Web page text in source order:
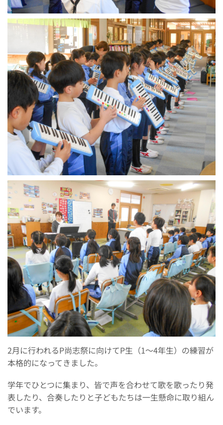
2月に行われるP尚志祭に向けてP生（1～4年生）の練習が
本格的になってきました。
学年でひとつに集まり、皆で声を合わせて歌を歌ったり発
表したり、合奏したりと子どもたちは一生懸命に取り組ん
でいます。